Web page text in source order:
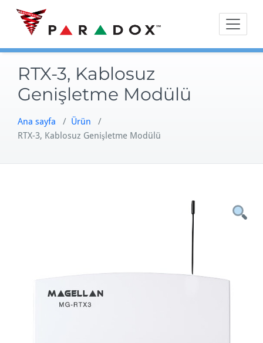
Skip
content
RTX-3, Kablosuz
Genişletme Modülü
Ana sayfa / Ürün /
RTX-3, Kablosuz Genişletme Modülü